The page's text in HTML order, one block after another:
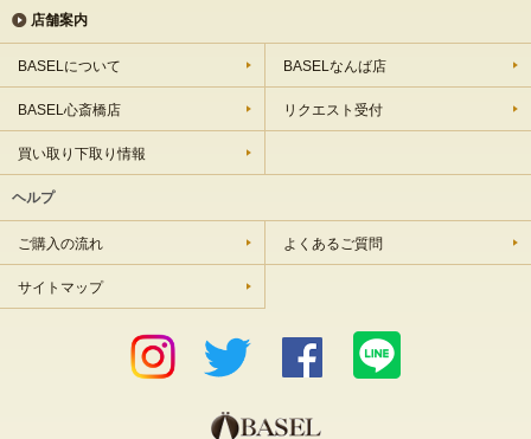
店舗案内
BASELについて BASELなんば店
BASEL心斎橋店 リクエスト受付
買い取り下取り情報
ヘルプ
ご購入の流れ よくあるご質問
サイトマップ